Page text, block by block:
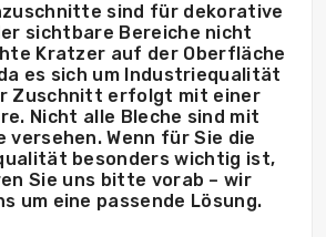
sind für dekorative
sichtbare Bereiche nicht
Kratzer auf der Oberfläche
es sich um Industriequalität
Zuschnitt erfolgt mit einer
Nicht alle Bleche sind mit
versehen. Wenn für Sie die
besonders wichtig ist,
Sie uns bitte vorab – wir
um eine passende Lösung.